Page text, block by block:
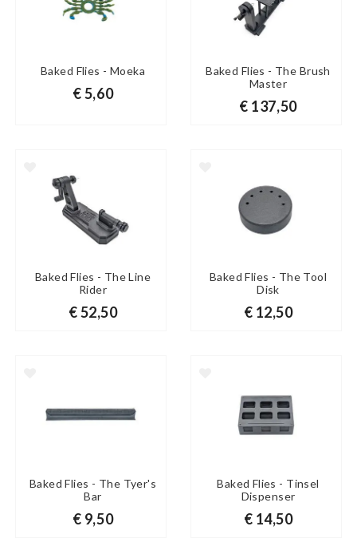
Baked Flies - Moeka
€ 5,60
Baked Flies - The Brush
Master
€ 137,50
Baked Flies - The Line
Rider
€ 52,50
Baked Flies - The Tool
Disk
€ 12,50
Baked Flies - The Tyer's
Bar
€ 9,50
Baked Flies - Tinsel
Dispenser
€ 14,50